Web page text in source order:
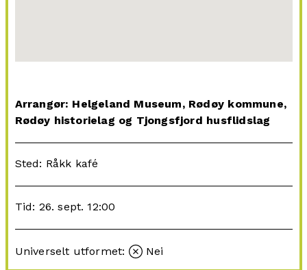
Arrangør: Helgeland Museum, Rødøy kommune,
Rødøy historielag og Tjongsfjord husflidslag
Sted: Råkk kafé
Tid: 26. sept. 12:00
Universelt utformet: Nei